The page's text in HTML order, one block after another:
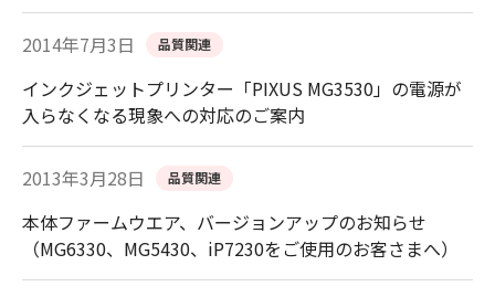
2014年7月3日 品質関連
インクジェットプリンター「PIXUS MG3530」の電源が
入らなくなる現象への対応のご案内
2013年3月28日 品質関連
本体ファームウエア、バージョンアップのお知らせ
（MG6330、MG5430、iP7230をご使用のお客さまへ）